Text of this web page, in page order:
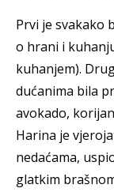
Prvi je svakako
o hrani i
kuhanjem).
dućanima bila
avokado,
Harina je
nedaćama,
glatkim